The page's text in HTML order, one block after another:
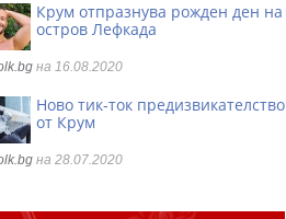
Крум отпразнува рожден ден на
остров Лефкада
на 16.08.2020
Ново тик-ток предизвикателство
от Крум
на 28.07.2020